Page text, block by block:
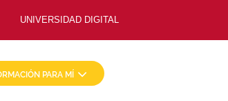
UNIVERSIDAD DIGITAL